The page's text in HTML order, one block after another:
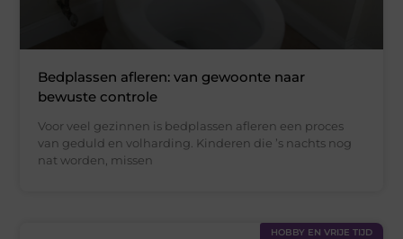
Bedplassen afleren: van gewoonte naar
bewuste controle
Voor veel gezinnen is bedplassen afleren een proces
van geduld en volharding. Kinderen die ’s nachts nog
nat worden, missen
HOBBY EN VRIJE TIJD